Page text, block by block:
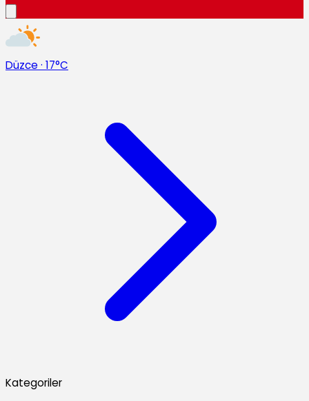
Düzce · 17°C
Kategoriler